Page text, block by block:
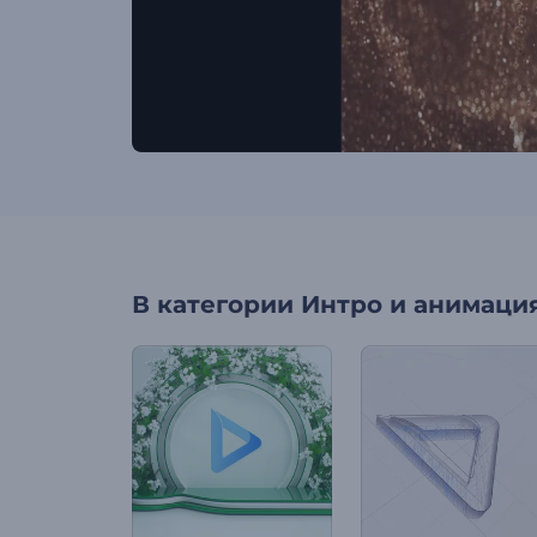
В категории Интро и